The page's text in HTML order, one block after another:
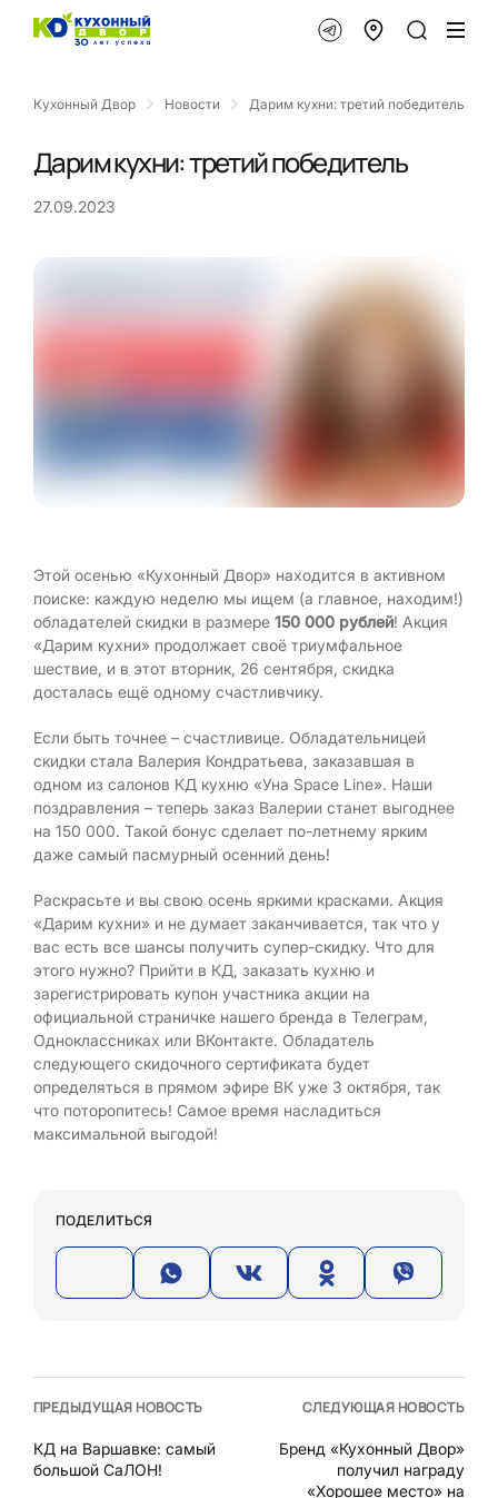
Кухонный Двор Новости Дарим кухни: третий победитель
Дарим кухни: третий победитель
27.09.2023
Этой осенью «Кухонный Двор» находится в активном
поиске: каждую неделю мы ищем (а главное, находим!)
обладателей скидки в размере 150 000 рублей! Акция
«Дарим кухни» продолжает своё триумфальное
шествие, и в этот вторник, 26 сентября, скидка
досталась ещё одному счастливчику.
Если быть точнее – счастливице. Обладательницей
скидки стала Валерия Кондратьева, заказавшая в
одном из салонов КД кухню «Уна Space Line». Наши
поздравления – теперь заказ Валерии станет выгоднее
на 150 000. Такой бонус сделает по-летнему ярким
даже самый пасмурный осенний день!
Раскрасьте и вы свою осень яркими красками. Акция
«Дарим кухни» и не думает заканчивается, так что у
вас есть все шансы получить супер-скидку. Что для
этого нужно? Прийти в КД, заказать кухню и
зарегистрировать купон участника акции на
официальной страничке нашего бренда в Телеграм,
Одноклассниках или ВКонтакте. Обладатель
следующего скидочного сертификата будет
определяться в прямом эфире ВК уже 3 октября, так
что поторопитесь! Самое время насладиться
максимальной выгодой!
ПОДЕЛИТЬСЯ
ПРЕДЫДУЩАЯ НОВОСТЬ
КД на Варшавке: самый
большой СаЛОН!
СЛЕДУЮЩАЯ НОВОСТЬ
Бренд «Кухонный Двор»
получил награду
«Хорошее место» на